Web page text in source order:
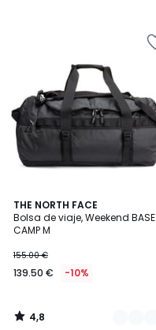
THE NORTH FACE
Bolsa de viaje, Weekend BASE
CAMP M
155.00 €
139.50 € -10%
4,8
/ 5
2
Colores
4,8
/